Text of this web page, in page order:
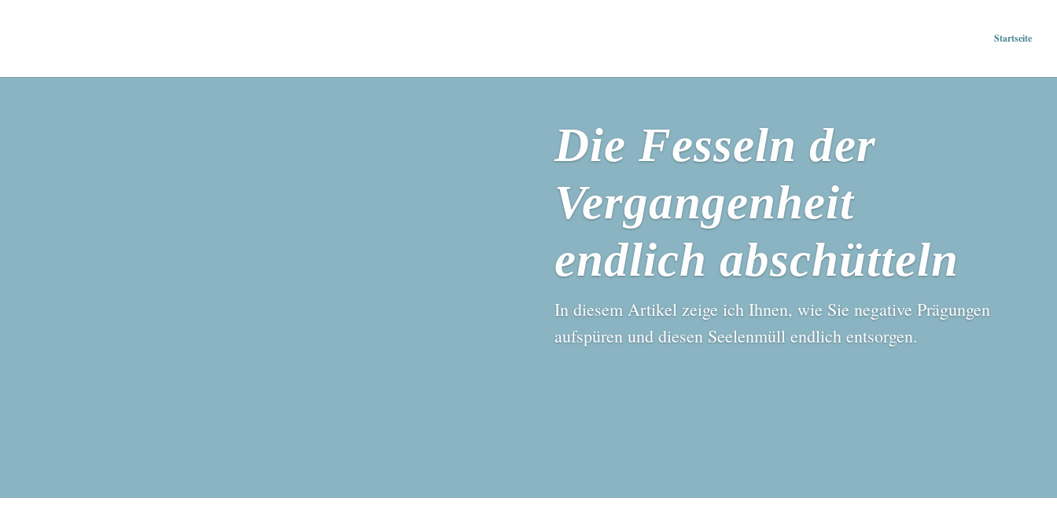
Startseite
Die Fesseln der
Vergangenheit
endlich abschütteln
In diesem Artikel zeige ich Ihnen, wie Sie negative Prägungen
aufspüren und diesen Seelenmüll endlich entsorgen.